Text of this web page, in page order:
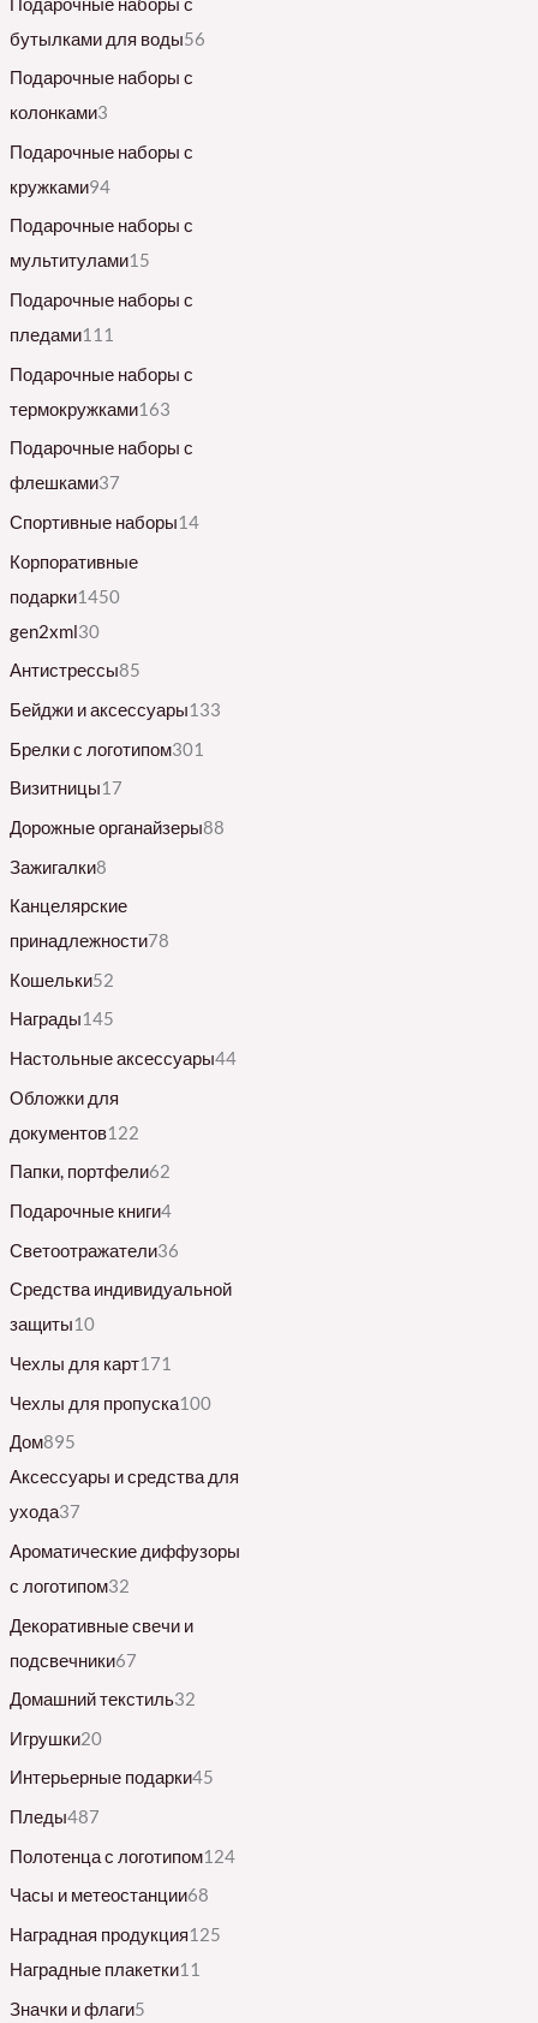
бутылками для воды56
Подарочные наборы с
колонками3
Подарочные наборы с
кружками94
Подарочные наборы с
мультитулами15
Подарочные наборы с
пледами111
Подарочные наборы с
термокружками163
Подарочные наборы с
флешками37
Спортивные наборы14
Корпоративные
подарки1450
gen2xml30
Антистрессы85
Бейджи и аксессуары133
Брелки с логотипом301
Визитницы17
Дорожные органайзеры88
Зажигалки8
Канцелярские
принадлежности78
Кошельки52
Награды145
Настольные аксессуары44
Обложки для
документов122
Папки, портфели62
Подарочные книги4
Светоотражатели36
Средства индивидуальной
защиты10
Чехлы для карт171
Чехлы для пропуска100
Дом895
Аксессуары и средства для
ухода37
Ароматические диффузоры
с логотипом32
Декоративные свечи и
подсвечники67
Домашний текстиль32
Игрушки20
Интерьерные подарки45
Пледы487
Полотенца с логотипом124
Часы и метеостанции68
Наградная продукция125
Наградные плакетки11
Значки и флаги5